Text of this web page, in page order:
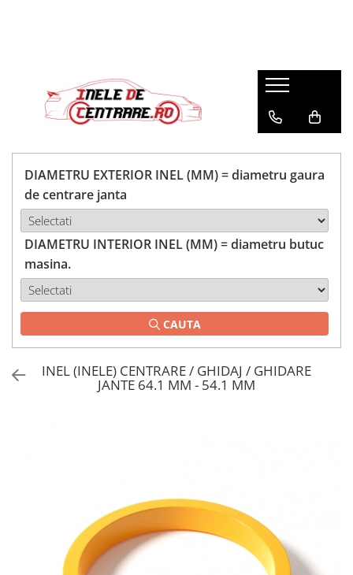
DIAMETRU EXTERIOR INEL (MM) = diametru gaura
de centrare janta
DIAMETRU INTERIOR INEL (MM) = diametru butuc
masina.
CAUTA
INEL (INELE) CENTRARE / GHIDAJ / GHIDARE
JANTE 64.1 MM - 54.1 MM